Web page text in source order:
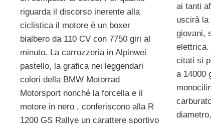
riguarda il discorso inerente alla
ciclistica il motore è un boxer
bialbero da 110 CV con 7750 giri al
minuto. La carrozzeria in Alpinwei
pastello, la grafica nei leggendari
colori della BMW Motorrad
Motorsport nonché la forcella e il
motore in nero , conferiscono alla R
1200 GS Rallye un carattere sportivo
ai tanti
uscirà la
giovani,
elettrica.
citati si
a 14000